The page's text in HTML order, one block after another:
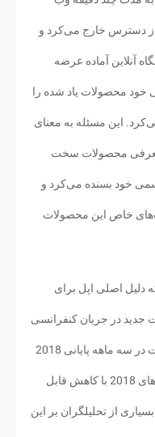
دسترس خارج می‌کرد و
آنلاین آماده عرضه
محصولات یاد شده را
این مسئله به معنای
معرفی محصولات سخت
خود بسنده می‌کرد و
خاص این محصولات
دلیل اصلی اپل برای
جدید در جریان کنفرانسی
خاص به افت قابل توجه سهام این شرکت در سه ماهه پایانی 2018
مربوط می‌شود. اپل با رونمایی از آیفون‌های 2018 با کاهش قابل
از تحلیلگران بر این